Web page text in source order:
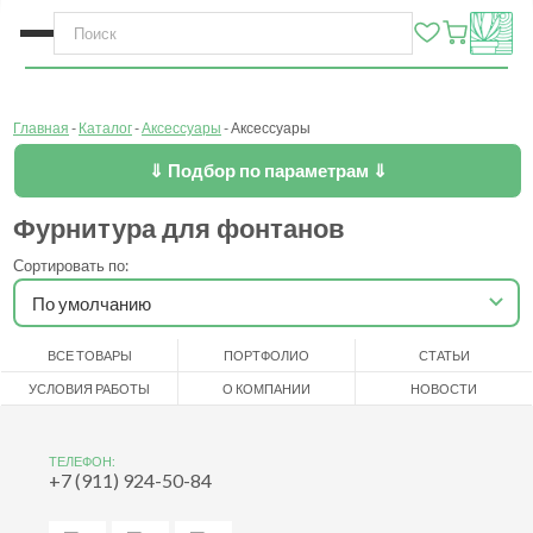
Главная Каталог Аксессуары Аксессуары
⇓ Подбор по параметрам ⇓
Фурнитура для фонтанов
Сортировать по:
ВСЕ ТОВАРЫ ПОРТФОЛИО СТАТЬИ
УСЛОВИЯ РАБОТЫ О КОМПАНИИ НОВОСТИ
ТЕЛЕФОН:
+7 (911) 924-50-84